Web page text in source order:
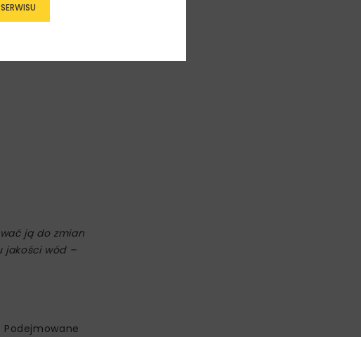
ją do zmian
jakości wód –